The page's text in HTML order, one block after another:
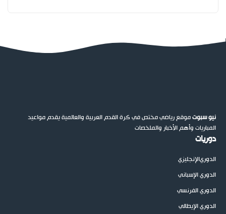
نيو سبوتموقع رياضي مختص في كرة القدم العربية والعالمية يقدم مواعيد
المباريات وأهم الأخبار والملخصات
دوريات
الدوريالإنجليزي
الدوري الإسباني
الدوري الفرنسي
الدوري الإيطالي